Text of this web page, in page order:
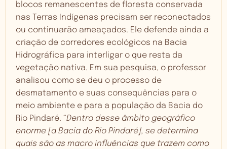
blocos remanescentes de floresta conservada
nas Terras Indígenas precisam ser reconectados
ou continuarão ameaçados. Ele defende ainda a
criação de corredores ecológicos na Bacia
Hidrográfica para interligar o que resta da
vegetação nativa. Em sua pesquisa, o professor
analisou como se deu o processo de
desmatamento e suas consequências para o
meio ambiente e para a população da Bacia do
Rio Pindaré. “Dentro desse âmbito geográfico
enorme [a Bacia do Rio Pindaré], se determina
quais são as macro influências que trazem como